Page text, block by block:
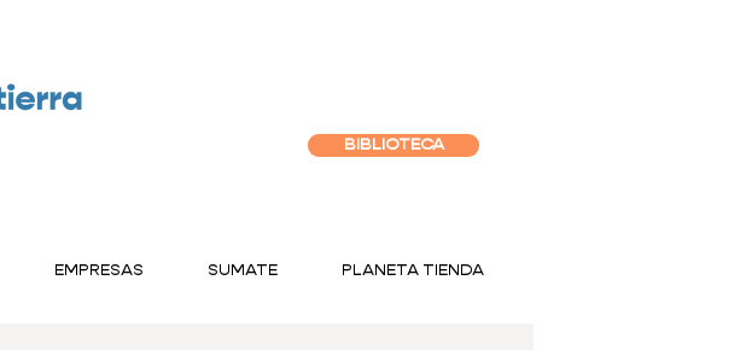
BIBLIOTECA
EMPRESAS SUMATE PLANETA TIENDA